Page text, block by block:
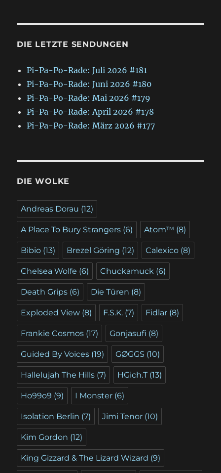
DIE LETZTE SENDUNGEN
Pi-Pa-Po-Rade: Juli 2026 #181
Pi-Pa-Po-Rade: Juni 2026 #180
Pi-Pa-Po-Rade: Mai 2026 #179
Pi-Pa-Po-Rade: April 2026 #178
Pi-Pa-Po-Rade: März 2026 #177
DIE WOLKE
Andreas Dorau (12)
A Place To Bury Strangers (6) Atom™ (8)
Bibio (13) Brezel Göring (12) Calexico (8)
Chelsea Wolfe (6) Chuckamuck (6)
Death Grips (6) Die Türen (8)
Exploded View (8) F.S.K. (7) Fidlar (8)
Frankie Cosmos (17) Gonjasufi (8)
Guided By Voices (19) GØGGS (10)
Hallelujah The Hills (7) HGich.T (13)
Ho99o9 (9) I Monster (6)
Isolation Berlin (7) Jimi Tenor (10)
Kim Gordon (12)
King Gizzard & The Lizard Wizard (9)